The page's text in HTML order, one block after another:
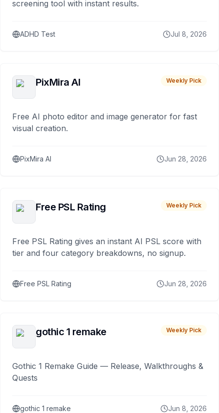
screening tool with instant results.
ADHD Test Jul 8, 2026
PixMira AI Weekly Pick
Free AI photo editor and image generator for fast
visual creation.
PixMira AI Jun 28, 2026
Free PSL Rating Weekly Pick
Free PSL Rating gives an instant AI PSL score with
tier and four category breakdowns, no signup.
Free PSL Rating Jun 28, 2026
gothic 1 remake Weekly Pick
Gothic 1 Remake Guide — Release, Walkthroughs &
Quests
gothic 1 remake Jun 8, 2026